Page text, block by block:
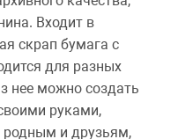
Входит в
скрап бумага с
для разных
нее можно создать
руками,
и друзьям,